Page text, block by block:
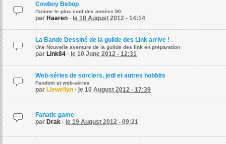
Cowboy Bebop
l'anime le plus cool des années 90.
par Haaren · le 18 August 2012 - 14:14
La Bande Dessiné de la guilde des Link arrive !
Une Nouvelle aventure de la guilde des link en préparation
par Link84 · le 10 June 2012 - 12:31
Web-séries de sorciers, jedi et autres hobbits
Fandom et web-séries
par Llewellyn · le 10 August 2012 - 17:39
Fanatic game
par Drak · le 19 August 2012 - 09:21